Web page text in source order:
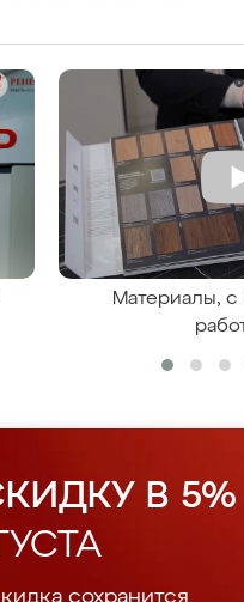
Материалы,
В 5%
сохранится.